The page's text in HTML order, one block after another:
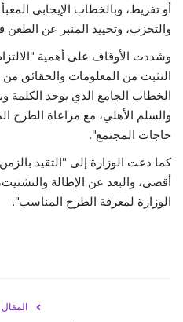
أو تفريط، وبالخطاب الإيجابي
والتحزب، وتحييد المنبر عن
وشددت الأوقاف على أهمية
التثبت من المعلومات والحقائق من
الخطاب الجامع الذي يوحد الكلمة
والسلم الأهلي، مع مراعاة الطرح
حاجات المجتمع".
أقصى، والبعد عن الإطالة
الوزارة لمعرفة الطرح المناسب".